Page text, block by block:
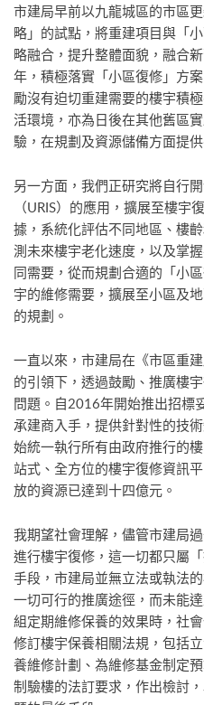
市建局早前以九龍城區的市區
略」的試點，將重建項目與「
略融合，提升整體面貌，融合
年，積極落實「小區復修」方
勵沒有迫切重建需要的樓宇積
活環境，亦為日後在其他舊區
驗，在規劃及資源儲備方面提供
另一方面，我們正研究將自行
（URIS）的應用，擴展至樓
據，系統化評估不同地區、樓
測未來樓宇老化速度，以及掌
同需要，從而規劃合適的「小
宇的維修需要，擴展至小區及
的規劃。
一直以來，市建局在《市區重
的引領下，透過鼓勵、推廣樓
問題。自2016年開始推出招標
承建商入手，提供針對性的技
始統一執行所有由政府推行的
站式、全方位的樓宇復修資訊
放的資源已達到十四億元。
我期望社會理解，儘管市建局
進行樓宇復修，這一切都只屬
手段，市建局並無立法或執法
一切可行的推廣途徑，而未能
組定期維修保養的效果時，社
修訂樓宇保養相關法規，包括
養維修計劃、為維修基金制定
制驗樓的法訂要求，作出檢討